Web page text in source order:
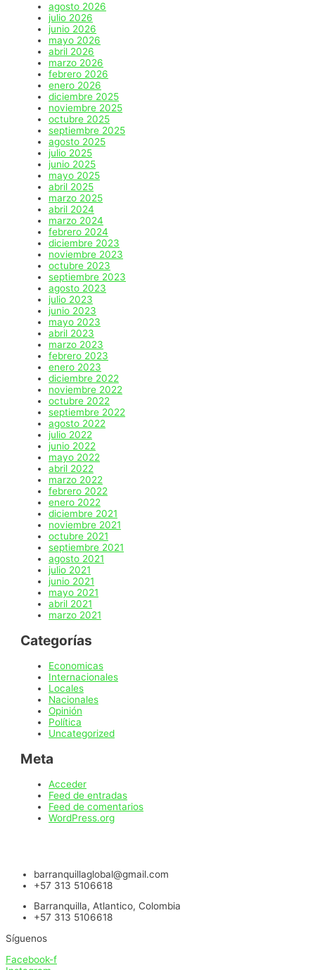
agosto 2026
julio 2026
junio 2026
mayo 2026
abril 2026
marzo 2026
febrero 2026
enero 2026
diciembre 2025
noviembre 2025
octubre 2025
septiembre 2025
agosto 2025
julio 2025
junio 2025
mayo 2025
abril 2025
marzo 2025
abril 2024
marzo 2024
febrero 2024
diciembre 2023
noviembre 2023
octubre 2023
septiembre 2023
agosto 2023
julio 2023
junio 2023
mayo 2023
abril 2023
marzo 2023
febrero 2023
enero 2023
diciembre 2022
noviembre 2022
octubre 2022
septiembre 2022
agosto 2022
julio 2022
junio 2022
mayo 2022
abril 2022
marzo 2022
febrero 2022
enero 2022
diciembre 2021
noviembre 2021
octubre 2021
septiembre 2021
agosto 2021
julio 2021
junio 2021
mayo 2021
abril 2021
marzo 2021
Categorías
Economicas
Internacionales
Locales
Nacionales
Opinión
Política
Uncategorized
Meta
Acceder
Feed de entradas
Feed de comentarios
WordPress.org
barranquillaglobal@gmail.com
+57 313 5106618
Barranquilla, Atlantico, Colombia
+57 313 5106618
Síguenos
Facebook-f